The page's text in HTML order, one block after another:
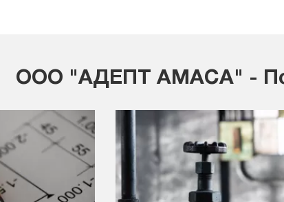
ООО "АДЕПТ АМАСА" -